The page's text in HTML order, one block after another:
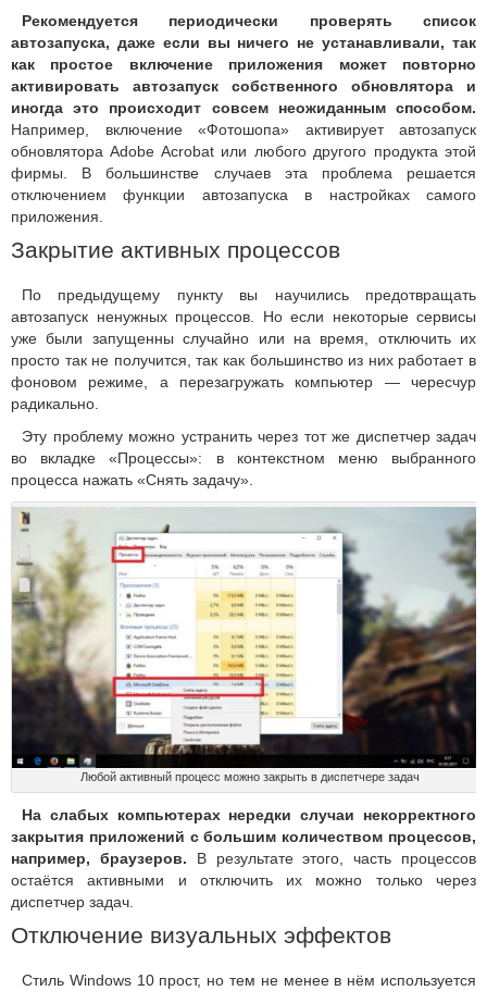
Рекомендуется периодически проверять список
автозапуска, даже если вы ничего не устанавливали, так
как простое включение приложения может повторно
активировать автозапуск собственного обновлятора и
иногда это происходит совсем неожиданным способом.
Например, включение «Фотошопа» активирует автозапуск
обновлятора Adobe Acrobat или любого другого продукта этой
фирмы. В большинстве случаев эта проблема решается
отключением функции автозапуска в настройках самого
приложения.
Закрытие активных процессов
По предыдущему пункту вы научились предотвращать
автозапуск ненужных процессов. Но если некоторые сервисы
уже были запущенны случайно или на время, отключить их
просто так не получится, так как большинство из них работает в
фоновом режиме, а перезагружать компьютер — чересчур
радикально.
Эту проблему можно устранить через тот же диспетчер задач
во вкладке «Процессы»: в контекстном меню выбранного
процесса нажать «Снять задачу».
Любой активный процесс можно закрыть в диспетчере задач
На слабых компьютерах нередки случаи некорректного
закрытия приложений с большим количеством процессов,
например, браузеров. В результате этого, часть процессов
остаётся активными и отключить их можно только через
диспетчер задач.
Отключение визуальных эффектов
Стиль Windows 10 прост, но тем не менее в нём используется